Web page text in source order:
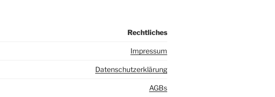
Rechtliches
Impressum
Datenschutzerklärung
AGBs